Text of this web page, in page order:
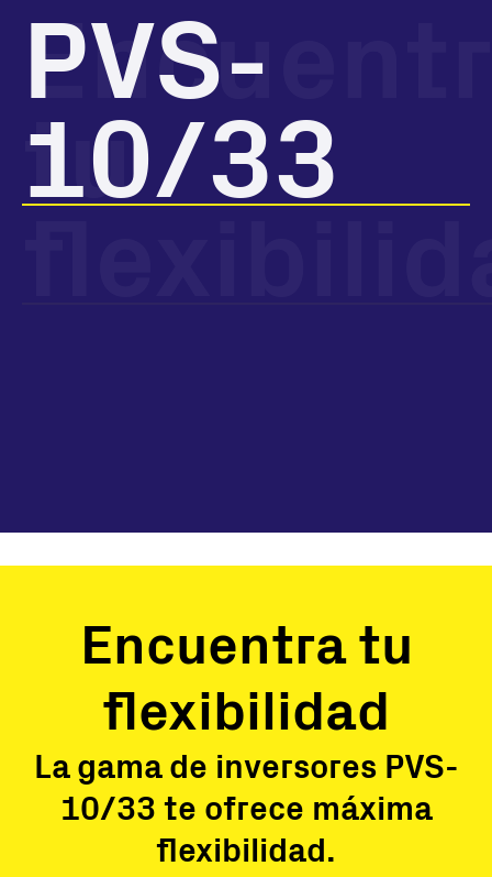
tu
PVS-
10/33
Encuentra tu
flexibilidad
La gama de inversores PVS-
10/33 te ofrece máxima
flexibilidad.